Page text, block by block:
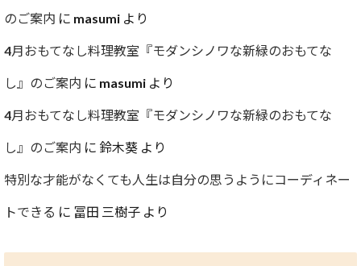
のご案内 に masumi より
4月おもてなし料理教室『モダンシノワな新緑のおもてな
し』のご案内 に masumi より
4月おもてなし料理教室『モダンシノワな新緑のおもてな
し』のご案内 に 鈴木葵 より
特別な才能がなくても人生は自分の思うようにコーディネー
トできる に 冨田 三樹子 より